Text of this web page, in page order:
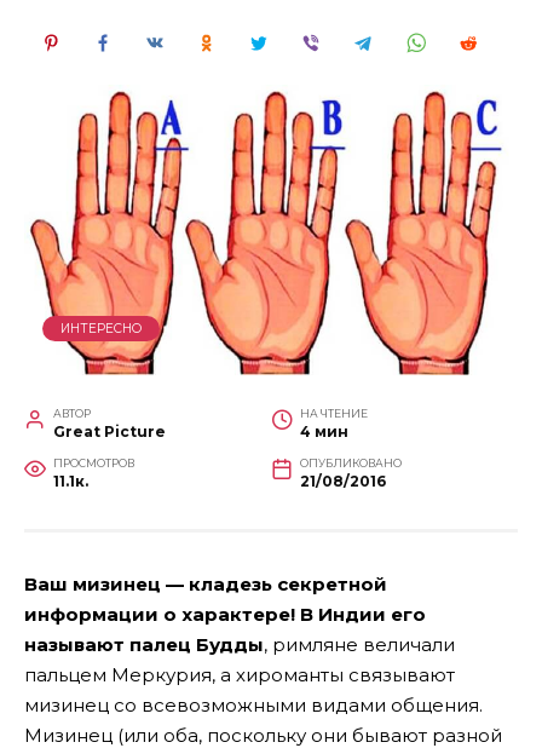
ИНТЕРЕСНО
АВТОР
Great Picture
НА ЧТЕНИЕ
4 мин
ПРОСМОТРОВ
11.1к.
ОПУБЛИКОВАНО
21/08/2016
Ваш мизинец — кладезь секретной
информации о характере! В Индии его
называют палец Будды, римляне величали
пальцем Меркурия, а хироманты связывают
мизинец со всевозможными видами общения.
Мизинец (или оба, поскольку они бывают разной